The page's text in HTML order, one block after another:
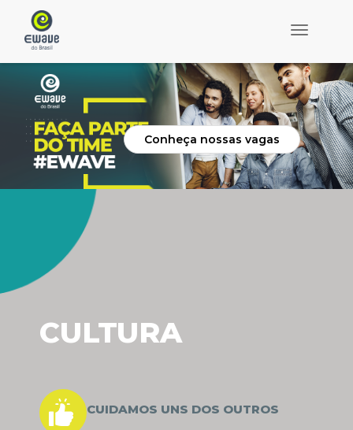
Navegar
Conheça nossas vagas
CULTURA
CUIDAMOS UNS DOS OUTROS